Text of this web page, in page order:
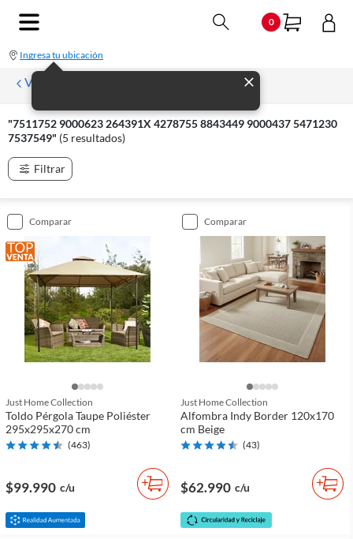
0
Ingresa tu ubicación
Volver
"7511752 9000623 264391X 4278755 8843449 9000437 5471230
7537549" (5 resultados)
Filtrar
comparar
Just Home Collection
Toldo Pérgola Taupe Poliéster
295x295x270 cm
(463)
$99.990 c/u
comparar
Just Home Collection
Alfombra Indy Border 120x170
cm Beige
(43)
$62.990 c/u